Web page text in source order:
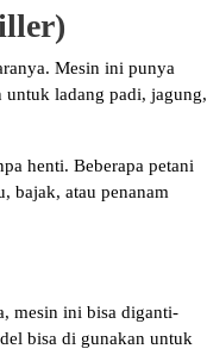
Mesin ini punya
untuk ladang padi, jagung,
henti. Beberapa petani
bajak, atau penanam
mesin ini bisa diganti-
bisa di gunakan untuk